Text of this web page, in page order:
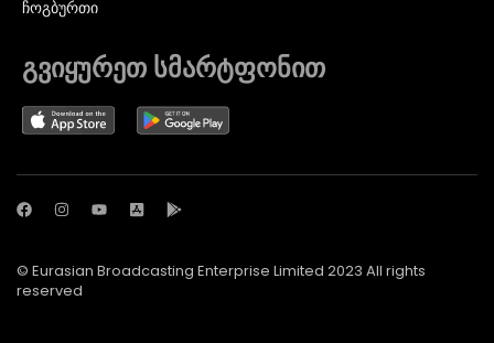
ᲩᲝᲒᲑᲣᲠᲗᲘ
გვიყურეთ სმარტფონით
© Eurasian Broadcasting Enterprise Limited 2023 All rights
reserved